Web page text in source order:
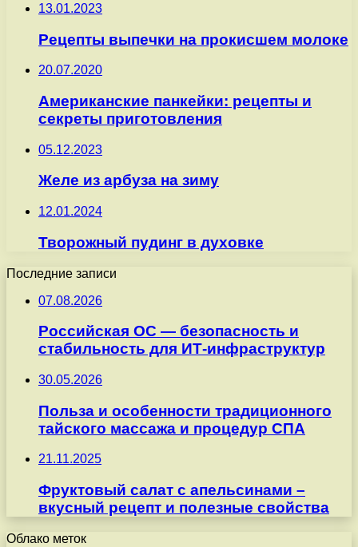
13.01.2023
Рецепты выпечки на прокисшем молоке
20.07.2020
Американские панкейки: рецепты и
секреты приготовления
05.12.2023
Желе из арбуза на зиму
12.01.2024
Творожный пудинг в духовке
Последние записи
07.08.2026
Российская ОС — безопасность и
стабильность для ИТ-инфраструктур
30.05.2026
Польза и особенности традиционного
тайского массажа и процедур СПА
21.11.2025
Фруктовый салат с апельсинами –
вкусный рецепт и полезные свойства
Облако меток